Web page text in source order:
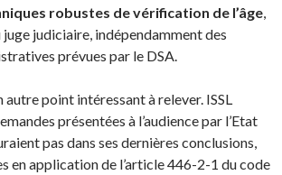
robustes de vérification de l’âge,
judiciaire, indépendamment des
prévues par le DSA.
autre point intéressant à relever. ISSL
présentées à l’audience par l’Etat
pas dans ses dernières conclusions,
en application de l’article 446-2-1 du code